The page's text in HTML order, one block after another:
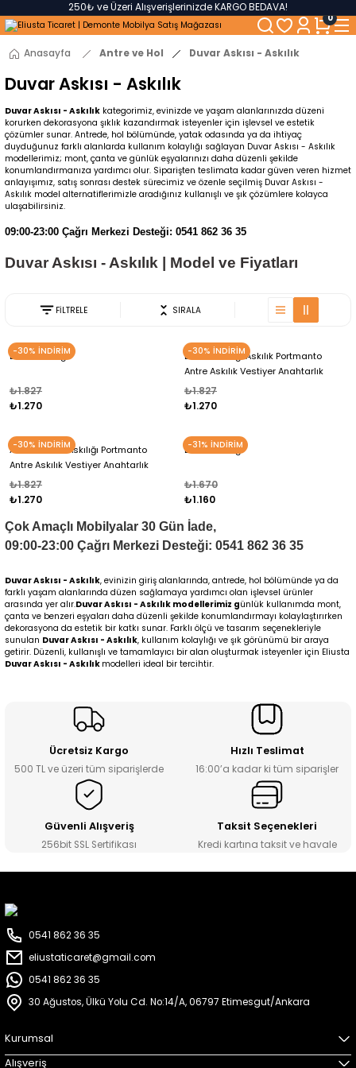
250₺ ve Üzeri Alışverişlerinizde KARGO BEDAVA!
5'er cm Aralıklarla 35 cm'den 100 cm'e kadar Genişliğe Sahip Dolaplar
% 100 Mdf Tekerlekli Masa ile Uzun Ömürlü ve Kolay Kullanım Konforu
Kaliteli hizmet, güvenli alışveriş ve satış sonrası destek
0
Anasayfa Antre ve Hol Duvar Askısı - Askılık
Duvar Askısı - Askılık
Duvar Askısı - Askılık kategorimiz, evinizde ve yaşam alanlarınızda düzeni
korurken dekorasyona şıklık kazandırmak isteyenler için işlevsel ve estetik
çözümler sunar. Antrede, hol bölümünde, yatak odasında ya da ihtiyaç
duyduğunuz farklı alanlarda kullanım kolaylığı sağlayan Duvar Askısı - Askılık
modellerimiz; mont, çanta ve günlük eşyalarınızı daha düzenli şekilde
konumlandırmanıza yardımcı olur. Siparişten teslimata kadar güven veren hizmet
anlayışımız, satış sonrası destek sürecimiz ve özenle seçilmiş Duvar Askısı -
Askılık model alternatiflerimizle aradığınız kullanışlı ve şık çözümlere kolayca
ulaşabilirsiniz.
09:00-23:00 Çağrı Merkezi Desteği: 0541 862 36 35
Duvar Askısı - Askılık | Model ve Fiyatları
FİLTRELE SIRALA
-30% İNDİRİM
Duvar Askılığı
₺1.270
₺1.827
-30% İNDİRİM
Duvar Askılığı Askılık Portmanto
Antre Askılık Vestiyer Anahtarlık
₺1.270
₺1.827
-30% İNDİRİM
Askılık Duvar Askılığı Portmanto
Antre Askılık Vestiyer Anahtarlık
₺1.270
₺1.827
-31% İNDİRİM
Duvar Askılığı
₺1.160
₺1.670
Çok Amaçlı Mobilyalar 30 Gün İade,
09:00-23:00 Çağrı Merkezi Desteği: 0541 862 36 35
Duvar Askısı - Askılık, evinizin giriş alanlarında, antrede, hol bölümünde ya da
farklı yaşam alanlarında düzen sağlamaya yardımcı olan işlevsel ürünler
arasında yer alır.Duvar Askısı - Askılık modellerimiz günlük kullanımda mont,
çanta ve benzeri eşyaları daha düzenli şekilde konumlandırmayı kolaylaştırırken
dekorasyona da estetik bir katkı sunar. Farklı ölçü ve tasarım seçenekleriyle
sunulan Duvar Askısı - Askılık, kullanım kolaylığı ve şık görünümü bir araya
getirir. Düzenli, kullanışlı ve tamamlayıcı bir alan oluşturmak isteyenler için Eliusta
Duvar Askısı - Askılık modelleri ideal bir tercihtir.
Ücretsiz Kargo
500 TL ve üzeri tüm siparişlerde
Hızlı Teslimat
16:00’a kadar ki tüm siparişler
Güvenli Alışveriş
256bit SSL Sertifikası
Taksit Seçenekleri
Kredi kartına taksit ve havale
0541 862 36 35
eliustaticaret@gmail.com
0541 862 36 35
30 Ağustos, Ülkü Yolu Cd. No:14/A, 06797 Etimesgut/Ankara
Kurumsal
Alışveriş